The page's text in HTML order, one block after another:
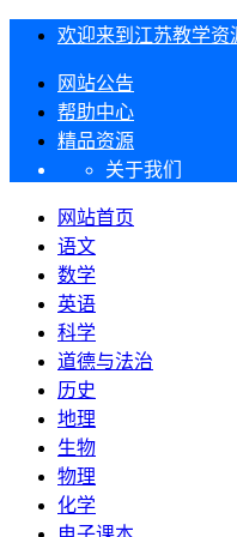
欢迎来到江苏教学资
网站公告
帮助中心
精品资源
关于我们
网站首页
语文
数学
英语
科学
道德与法治
历史
地理
生物
物理
化学